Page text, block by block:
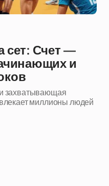
сет: Счет —
и
захватывающая
миллионы людей